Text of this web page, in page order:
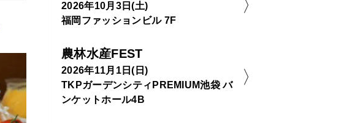
2026年10月3日(土)
福岡ファッションビル 7F
農林水産FEST
2026年11月1日(日)
TKPガーデンシティPREMIUM池袋 バ
ンケットホール4B